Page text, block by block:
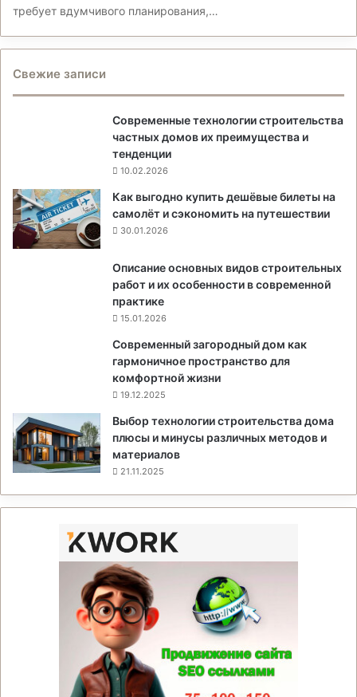
требует вдумчивого планирования,…
Свежие записи
Современные технологии строительства
частных домов их преимущества и
тенденции
10.02.2026
Как выгодно купить дешёвые билеты на
самолёт и сэкономить на путешествии
30.01.2026
Описание основных видов строительных
работ и их особенности в современной
практике
15.01.2026
Современный загородный дом как
гармоничное пространство для
комфортной жизни
19.12.2025
Выбор технологии строительства дома
плюсы и минусы различных методов и
материалов
21.11.2025